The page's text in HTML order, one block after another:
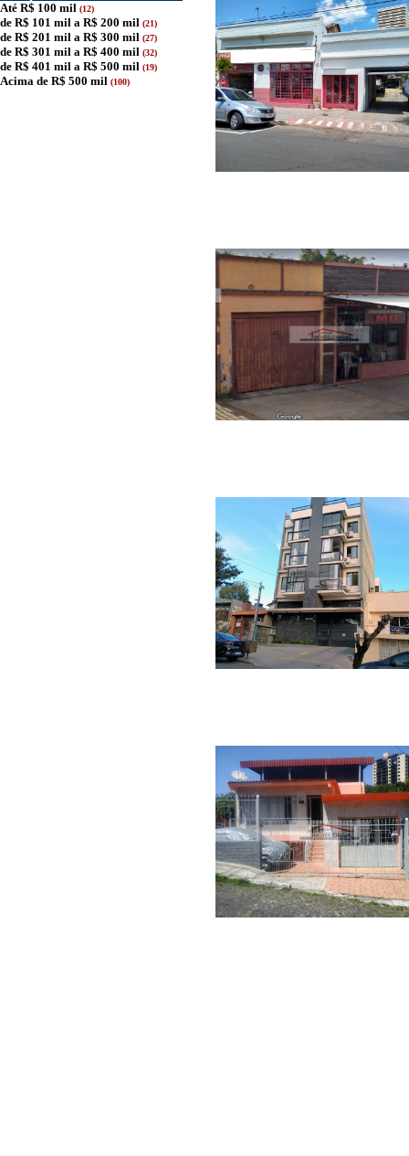
Até R$ 100 mil (12)
de R$ 101 mil a R$ 200 mil (21)
de R$ 201 mil a R$ 300 mil (27)
de R$ 301 mil a R$ 400 mil (32)
de R$ 401 mil a R$ 500 mil (19)
Acima de R$ 500 mil (100)